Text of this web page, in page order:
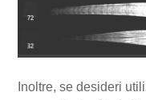
Inoltre, se desideri